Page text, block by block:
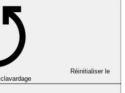
Réinitialiser le
clavardage